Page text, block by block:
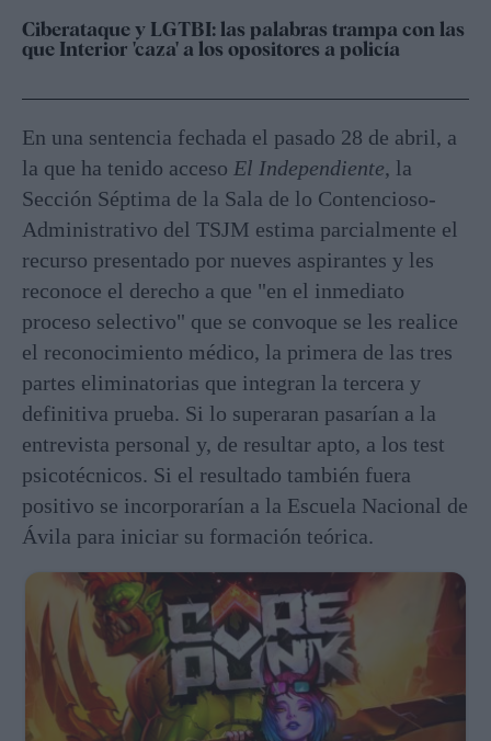
Ciberataque y LGTBI: las palabras trampa con las
que Interior 'caza' a los opositores a policía
En una sentencia fechada el pasado 28 de abril, a
la que ha tenido acceso El Independiente, la
Sección Séptima de la Sala de lo Contencioso-
Administrativo del TSJM estima parcialmente el
recurso presentado por nueves aspirantes y les
reconoce el derecho a que "en el inmediato
proceso selectivo" que se convoque se les realice
el reconocimiento médico, la primera de las tres
partes eliminatorias que integran la tercera y
definitiva prueba. Si lo superaran pasarían a la
entrevista personal y, de resultar apto, a los test
psicotécnicos. Si el resultado también fuera
positivo se incorporarían a la Escuela Nacional de
Ávila para iniciar su formación teórica.